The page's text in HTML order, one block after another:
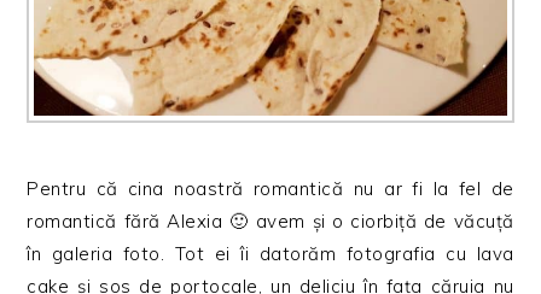
Pentru că cina noastră romantică nu ar fi la fel de
romantică fără Alexia 🙂 avem și o ciorbiță de văcuță
în galeria foto. Tot ei îi datorăm fotografia cu lava
cake și sos de portocale, un deliciu în fața căruia nu